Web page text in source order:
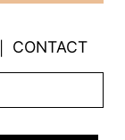
CONTACT